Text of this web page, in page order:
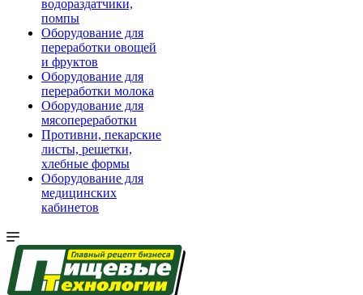
водораздатчики,
помпы
Оборудование для
переработки овощей
и фруктов
Оборудование для
переработки молока
Оборудование для
мясопереработки
Противни, пекарские
листы, решетки,
хлебные формы
Оборудование для
медицинских
кабинетов